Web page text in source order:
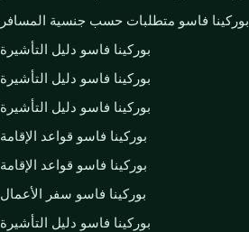
بوركينا فاسو متطلبات حسب جنسية المسافر
بوركينا فاسو دليل التأشيرة
بوركينا فاسو دليل التأشيرة
بوركينا فاسو دليل التأشيرة
بوركينا فاسو قواعد الإقامة
بوركينا فاسو قواعد الإقامة
بوركينا فاسو سفر الأعمال
بوركينا فاسو دليل التأشيرة